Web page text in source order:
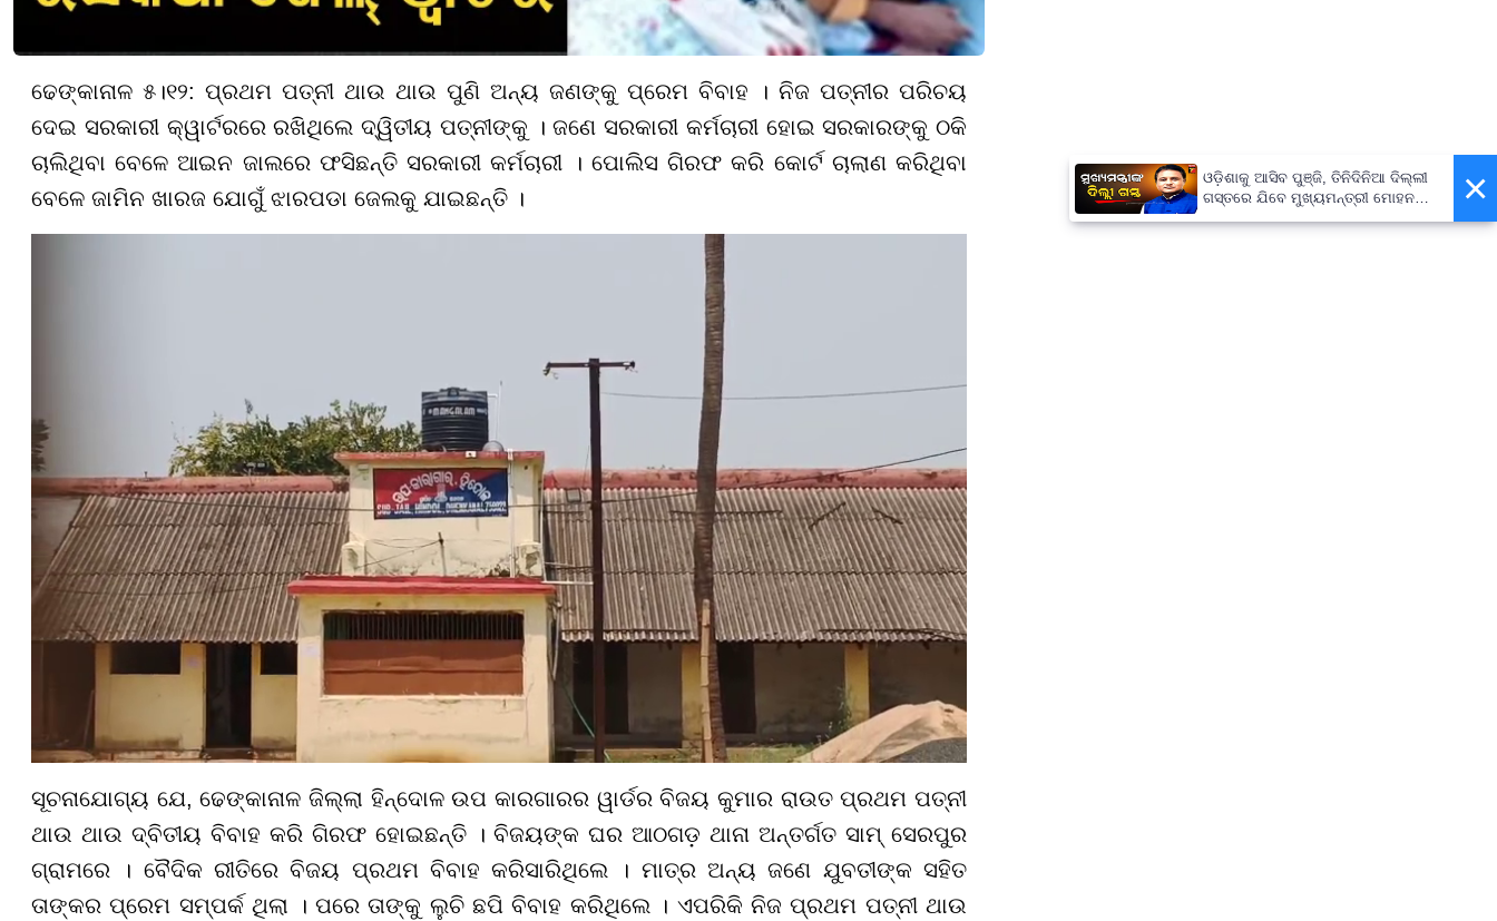
ଢେଙ୍କାନାଳ ୫।୧୨: ପ୍ରଥମ ପତ୍ନୀ ଥାଉ ଥାଉ ପୁଣି ଅନ୍ୟ ଜଣଙ୍କୁ ପ୍ରେମ ବିବାହ । ନିଜ ପତ୍ନୀର ପରିଚୟ
ଦେଇ ସରକାରୀ କ୍ୱାର୍ଟରରେ ରଖିଥିଲେ ଦ୍ୱିତୀୟ ପତ୍ନୀଙ୍କୁ । ଜଣେ ସରକାରୀ କର୍ମଚାରୀ ହୋଇ ସରକାରଙ୍କୁ ଠକି
ଚାଲିଥିବା ବେଳେ ଆଇନ ଜାଲରେ ଫସିଛନ୍ତି ସରକାରୀ କର୍ମଚାରୀ । ପୋଲିସ ଗିରଫ କରି କୋର୍ଟ ଚାଲାଣ କରିଥିବା
ବେଳେ ଜାମିନ ଖାରଜ ଯୋଗୁଁ ଝାରପଡା ଜେଲକୁ ଯାଇଛନ୍ତି ।
ସୂଚନାଯୋଗ୍ୟ ଯେ, ଢେଙ୍କାନାଳ ଜିଲ୍ଲା ହିନ୍ଦୋଳ ଉପ କାରଗାରର ୱାର୍ଡର ବିଜୟ କୁମାର ରାଉତ ପ୍ରଥମ ପତ୍ନୀ
ଥାଉ ଥାଉ ଦ୍ବିତୀୟ ବିବାହ କରି ଗିରଫ ହୋଇଛନ୍ତି । ବିଜୟଙ୍କ ଘର ଆଠଗଡ଼ ଥାନା ଅନ୍ତର୍ଗତ ସାମ୍ ସେରପୁର
ଗ୍ରାମରେ । ବୈଦିକ ରୀତିରେ ବିଜୟ ପ୍ରଥମ ବିବାହ କରିସାରିଥିଲେ । ମାତ୍ର ଅନ୍ୟ ଜଣେ ଯୁବତୀଙ୍କ ସହିତ
ତାଙ୍କର ପ୍ରେମ ସମ୍ପର୍କ ଥିଲା । ପରେ ତାଙ୍କୁ ଲୁଚି ଛପି ବିବାହ କରିଥିଲେ । ଏପରିକି ନିଜ ପ୍ରଥମ ପତ୍ନୀ ଥାଉ
×
ଓଡ଼ିଶାକୁ ଆସିବ ପୁଞ୍ଜି, ତିନିଦିନିଆ ଦିଲ୍ଲୀ
ଗସ୍ତରେ ଯିବେ ମୁଖ୍ୟମନ୍ତ୍ରୀ ମୋହନ
ମାଝୀ